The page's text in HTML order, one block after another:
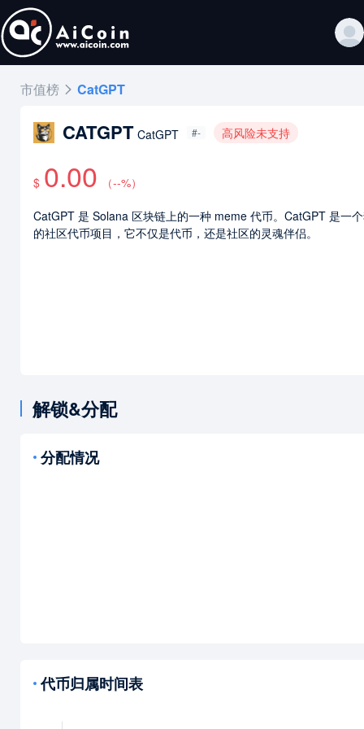
市值榜 CatGPT
CATGPT CatGPT #- 高风险未支持
$ 0.00 （--%）
CatGPT 是 Solana 区块链上的一种 meme 代币。CatGPT 是一
的社区代币项目，它不仅是代币，还是社区的灵魂伴侣。
解锁&分配
分配情况
代币归属时间表